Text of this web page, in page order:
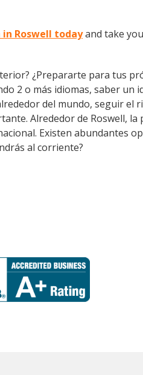
Roswell todayand take
¿Prepararte para tus
2 o más idiomas, saber un
del mundo, seguir el
Alrededor de Roswell,
Existen abundantes
al corriente?